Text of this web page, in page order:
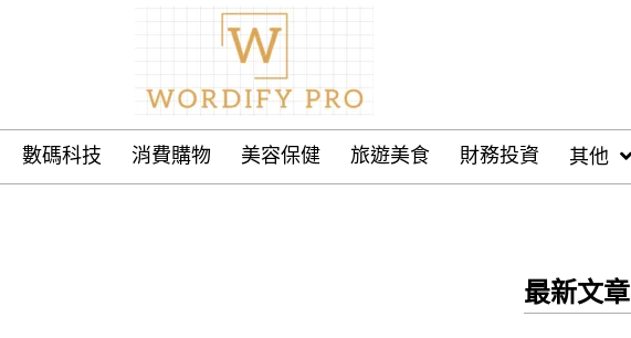
數碼科技 消費購物 美容保健 旅遊美食 財務投資 其他
最新文章